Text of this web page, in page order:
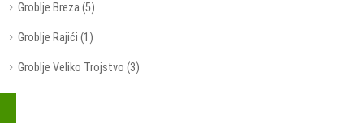
Groblje Breza (5)
Groblje Rajići (1)
Groblje Veliko Trojstvo (3)